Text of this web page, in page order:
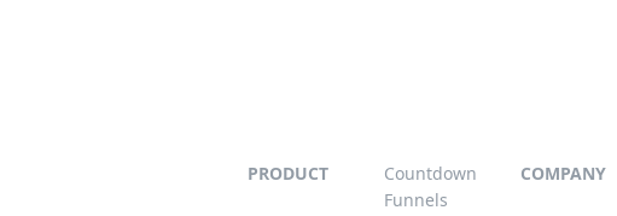
PRODUCT
Countdown
Funnels
COMPANY